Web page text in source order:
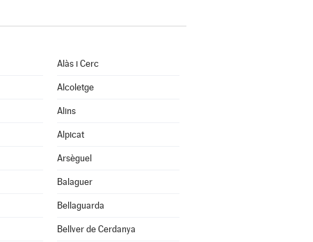
Alàs i Cerc
Alcoletge
Alins
Alpicat
Arsèguel
Balaguer
Bellaguarda
Bellver de Cerdanya